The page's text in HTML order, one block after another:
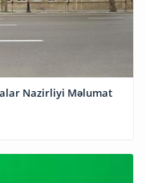
Nazirliyi Məlumat